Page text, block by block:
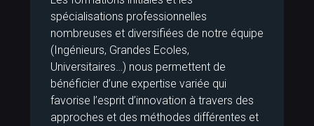
spécialisations professionnelles
nombreuses et diversifiées de notre équipe
(Ingénieurs, Grandes Ecoles,
Universitaires…) nous permettent de
bénéficier d’une expertise variée qui
favorise l’esprit d’innovation à travers des
approches et des méthodes différentes et